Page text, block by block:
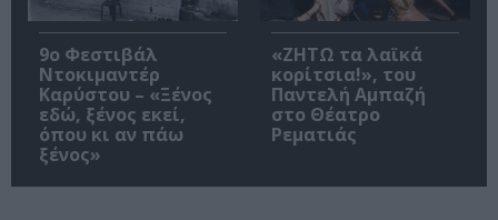
9ο Φεστιβάλ
Ντοκιμαντέρ
Καρύστου – «Ξένος
εδώ, ξένος εκεί,
όπου κι αν πάω
ξένος»
«ΖΗΤΩ τα λαϊκά
κορίτσια!», του
Παντελή Αμπαζή
στο Θέατρο
Ρεματιάς